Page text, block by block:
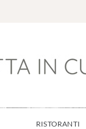
RISTORANTI